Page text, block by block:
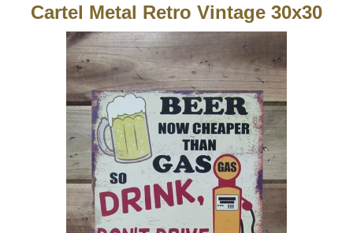
Cartel Metal Retro Vintage 30x30